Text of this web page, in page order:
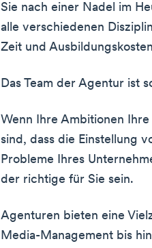
Sie nach einer Nadel im
alle verschiedenen
Zeit und
Das Team der Agentur ist
Wenn Ihre Ambitionen
sind, dass die Einstellung
Probleme Ihres
der richtige für Sie sein.
Agenturen bieten eine
Media-Management bis